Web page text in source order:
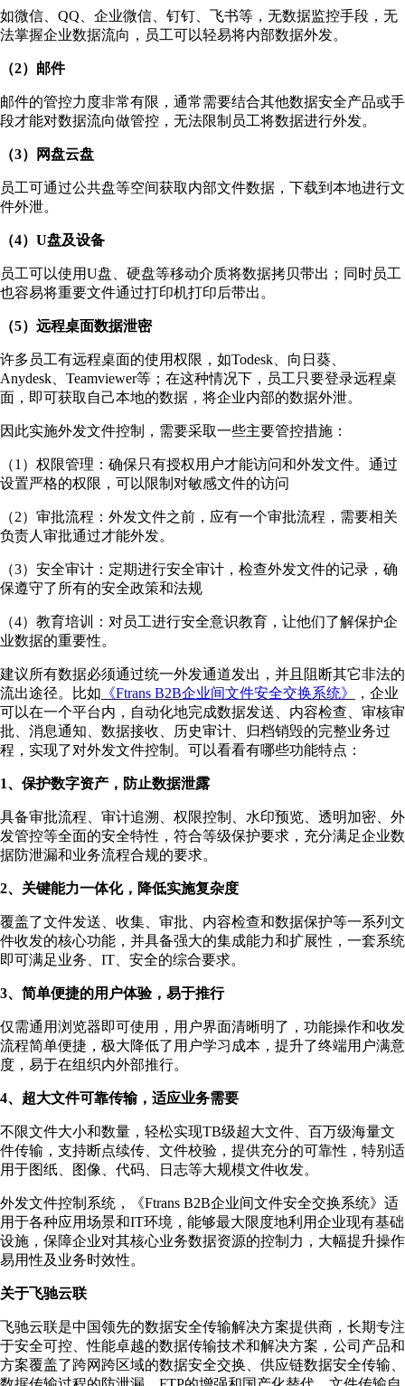
如微信、QQ、企业微信、钉钉、飞书等，无数据监控手段，无
法掌握企业数据流向，员工可以轻易将内部数据外发。
（2）邮件
邮件的管控力度非常有限，通常需要结合其他数据安全产品或手
段才能对数据流向做管控，无法限制员工将数据进行外发。
（3）网盘云盘
员工可通过公共盘等空间获取内部文件数据，下载到本地进行文
件外泄。
（4）U盘及设备
员工可以使用U盘、硬盘等移动介质将数据拷贝带出；同时员工
也容易将重要文件通过打印机打印后带出。
（5）远程桌面数据泄密
许多员工有远程桌面的使用权限，如Todesk、向日葵、
Anydesk、Teamviewer等；在这种情况下，员工只要登录远程桌
面，即可获取自己本地的数据，将企业内部的数据外泄。
因此实施外发文件控制，需要采取一些主要管控措施：
（1）权限管理：确保只有授权用户才能访问和外发文件。通过
设置严格的权限，可以限制对敏感文件的访问
（2）审批流程：外发文件之前，应有一个审批流程，需要相关
负责人审批通过才能外发。
（3）安全审计：定期进行安全审计，检查外发文件的记录，确
保遵守了所有的安全政策和法规
（4）教育培训：对员工进行安全意识教育，让他们了解保护企
业数据的重要性。
建议所有数据必须通过统一外发通道发出，并且阻断其它非法的
流出途径。比如 《Ftrans B2B企业间文件安全交换系统》
，企业
可以在一个平台内，自动化地完成数据发送、内容检查、审核审
批、消息通知、数据接收、历史审计、归档销毁的完整业务过
程，实现了对外发文件控制。可以看看有哪些功能特点：
1、保护数字资产，防止数据泄露
具备审批流程、审计追溯、权限控制、水印预览、透明加密、外
发管控等全面的安全特性，符合等级保护要求，充分满足企业数
据防泄漏和业务流程合规的要求。
2、关键能力一体化，降低实施复杂度
覆盖了文件发送、收集、审批、内容检查和数据保护等一系列文
件收发的核心功能，并具备强大的集成能力和扩展性，一套系统
即可满足业务、IT、安全的综合要求。
3、简单便捷的用户体验，易于推行
仅需通用浏览器即可使用，用户界面清晰明了，功能操作和收发
流程简单便捷，极大降低了用户学习成本，提升了终端用户满意
度，易于在组织内外部推行。
4、超大文件可靠传输，适应业务需要
不限文件大小和数量，轻松实现TB级超大文件、百万级海量文
件传输，支持断点续传、文件校验，提供充分的可靠性，特别适
用于图纸、图像、代码、日志等大规模文件收发。
外发文件控制系统，《Ftrans B2B企业间文件安全交换系统》适
用于各种应用场景和IT环境，能够最大限度地利用企业现有基础
设施，保障企业对其核心业务数据资源的控制力，大幅提升操作
易用性及业务时效性。
关于飞驰云联
飞驰云联是中国领先的数据安全传输解决方案提供商，长期专注
于安全可控、性能卓越的数据传输技术和解决方案，公司产品和
方案覆盖了跨网跨区域的数据安全交换、供应链数据安全传输、